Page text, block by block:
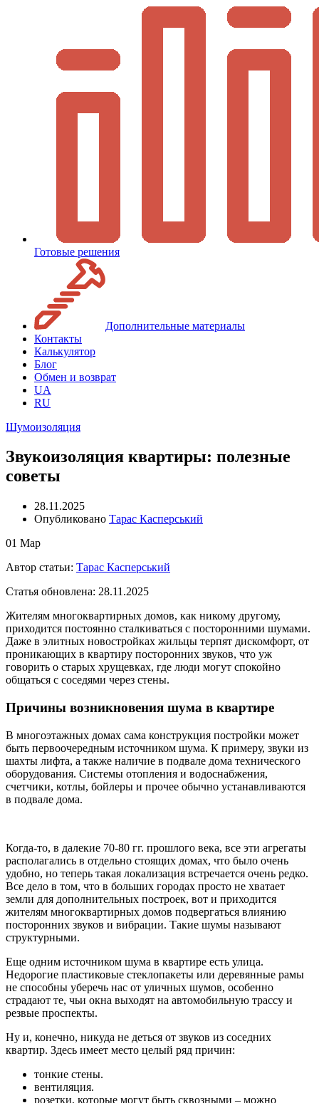
Готовые решения
Дополнительные материалы
Контакты
Калькулятор
Блог
Обмен и возврат
UA
RU
Шумоизоляция
Звукоизоляция квартиры: полезные
советы
28.11.2025
Опубликовано Тарас Касперський
01 Мар
Автор статьи: Тарас Касперський
Статья обновлена: 28.11.2025
Жителям многоквартирных домов, как никому другому,
приходится постоянно сталкиваться с посторонними шумами.
Даже в элитных новостройках жильцы терпят дискомфорт, от
проникающих в квартиру посторонних звуков, что уж
говорить о старых хрущевках, где люди могут спокойно
общаться с соседями через стены.
Причины возникновения шума в квартире
В многоэтажных домах сама конструкция постройки может
быть первоочередным источником шума. К примеру, звуки из
шахты лифта, а также наличие в подвале дома технического
оборудования. Системы отопления и водоснабжения,
счетчики, котлы, бойлеры и прочее обычно устанавливаются
в подвале дома.
Когда-то, в далекие 70-80 гг. прошлого века, все эти агрегаты
располагались в отдельно стоящих домах, что было очень
удобно, но теперь такая локализация встречается очень редко.
Все дело в том, что в больших городах просто не хватает
земли для дополнительных построек, вот и приходится
жителям многоквартирных домов подвергаться влиянию
посторонних звуков и вибрации. Такие шумы называют
структурными.
Еще одним источником шума в квартире есть улица.
Недорогие пластиковые стеклопакеты или деревянные рамы
не способны уберечь нас от уличных шумов, особенно
страдают те, чьи окна выходят на автомобильную трассу и
резвые проспекты.
Ну и, конечно, никуда не деться от звуков из соседних
квартир. Здесь имеет место целый ряд причин:
тонкие стены.
вентиляция.
розетки, которые могут быть сквозными – можно